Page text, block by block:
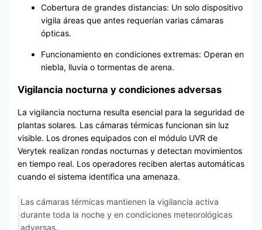
Cobertura de grandes distancias: Un solo dispositivo
vigila áreas que antes requerían varias cámaras
ópticas.
Funcionamiento en condiciones extremas: Operan en
niebla, lluvia o tormentas de arena.
Vigilancia nocturna y condiciones adversas
La vigilancia nocturna resulta esencial para la seguridad de
plantas solares. Las cámaras térmicas funcionan sin luz
visible. Los drones equipados con el módulo UVR de
Verytek realizan rondas nocturnas y detectan movimientos
en tiempo real. Los operadores reciben alertas automáticas
cuando el sistema identifica una amenaza.
Las cámaras térmicas mantienen la vigilancia activa
durante toda la noche y en condiciones meteorológicas
adversas.